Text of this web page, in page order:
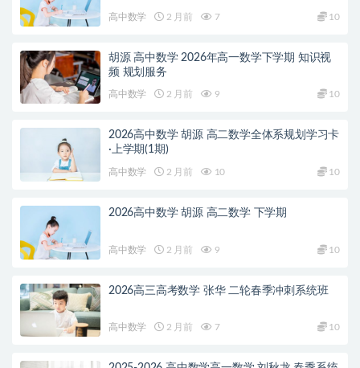
高中数学 2 月前 7 10
胡源 高中数学 2026年高一数学下学期 知识视
频 规划服务
高中数学 2 月前 9 10
2026高中数学 胡源 高二数学全体系规划学习卡
·上学期(1期)
高中数学 2 月前 10 10
2026高中数学 胡源 高二数学 下学期
高中数学 2 月前 9 10
2026高三高考数学 张华 二轮春季冲刺系统班
高中数学 2 月前 7 10